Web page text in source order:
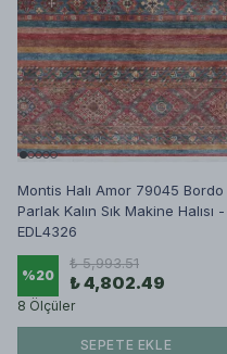
Montis Halı Amor 79045 Bordo
Parlak Kalın Sık Makine Halısı -
EDL4326
%20
₺ 5,993.51
₺ 4,802.49
8 Ölçüler
SEPETE EKLE